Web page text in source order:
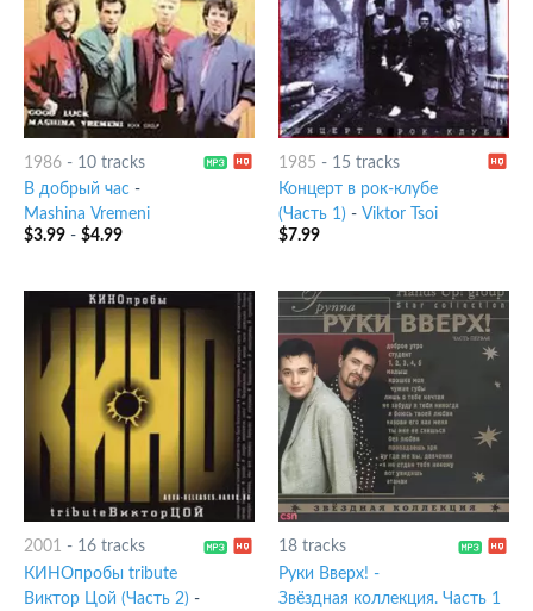
1986- 10 tracks
В добрый час-
Mashina Vremeni
$3.99- $4.99
1985 - 15 tracks
Концерт в рок-клубе
(Часть 1) - Viktor Tsoi
$7.99
2001 - 16 tracks
КИНОпробы tribute
Виктор Цой (Часть 2) -
18 tracks
Руки Вверх! -
Звёздная коллекция. Часть 1